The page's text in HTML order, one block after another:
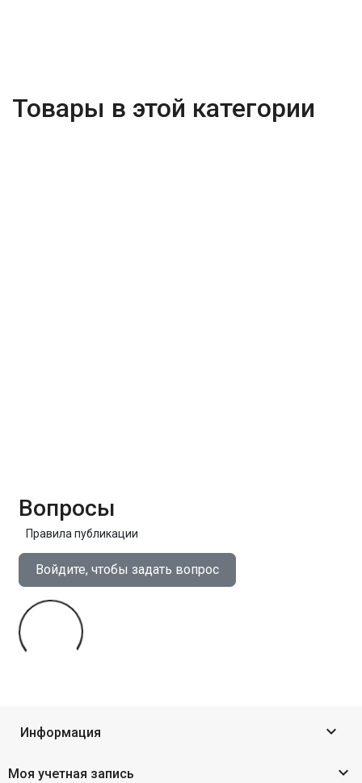
Товары в этой категории
Вопросы
Правила публикации
Войдите, чтобы задать вопрос
Информация 
Моя учетная запись 